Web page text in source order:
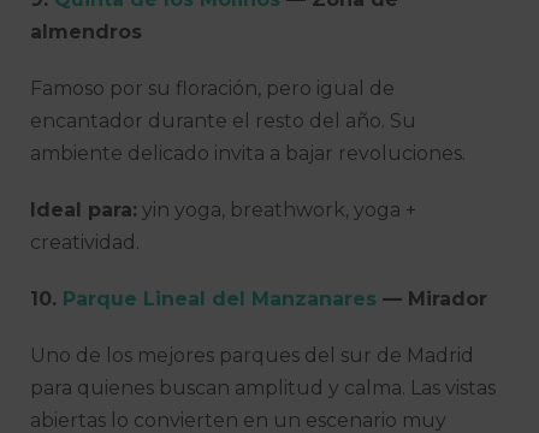
almendros
Famoso por su floración, pero igual de
encantador durante el resto del año. Su
ambiente delicado invita a bajar revoluciones.
Ideal para: yin yoga, breathwork, yoga +
creatividad.
10. Parque Lineal del Manzanares — Mirador
Uno de los mejores parques del sur de Madrid
para quienes buscan amplitud y calma. Las vistas
abiertas lo convierten en un escenario muy